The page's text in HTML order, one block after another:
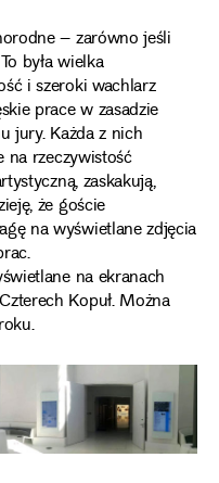
– zarówno jeśli
była wielka
i szeroki wachlarz
prace w zasadzie
jury. Każda z nich
na rzeczywistość
zaskakują,
że goście
na wyświetlane zdjęcia
na ekranach
Kopuł. Można